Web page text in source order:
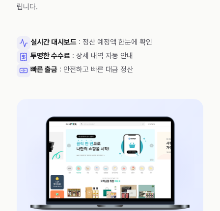
립니다.
실시간 대시보드 : 정산 예정액 한눈에 확인
투명한 수수료 : 상세 내역 자동 안내
빠른 출금 : 안전하고 빠른 대금 정산